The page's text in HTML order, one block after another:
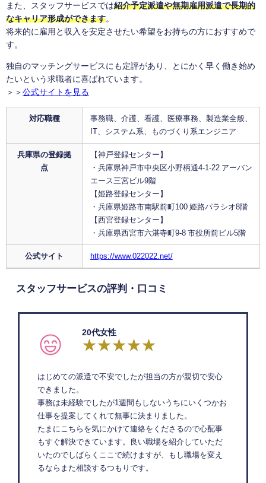
また、スタッフサービスでは紹介予定派遣や無期雇用派遣で長期的
なキャリア形成ができます。
将来的に雇用と収入を安定させたい希望をお持ちの方におすすめで
す。
独自のマッチングサービスにも定評があり、とにかく早く働き始め
たいという求職者に喜ばれています。
＞＞ 公式サイトを見る
対応職種
事務職、介護、看護、医療事務、製造業全般、
IT、システム系、ものづくり系エンジニア
兵庫県の登録拠
点
【神戸登録センター】
・兵庫県神戸市中央区小野柄通4-1-22 アーバン
エース三宮ビル9階
【姫路登録センター】
・兵庫県姫路市南駅前町100 姫路パラシオ8階
【西宮登録センター】
・兵庫県西宮市六湛寺町9-8 市役所前ビル5階
公式サイト https://www.022022.net/
スタッフサービスの評判・口コミ
20代女性
はじめての派遣で不安でしたが担当の方が親切で安心
できました。
事務は未経験でしたが1週間もしないうちにいくつかお
仕事を提案してくれて無事に決まりました。
たまにこちらを気にかけて連絡をくださるので心配事
もすぐ解決できています。良い職場を紹介していただ
いたのでしばらくここで続けますが、もし職場を変え
るならまた相談するつもりです。